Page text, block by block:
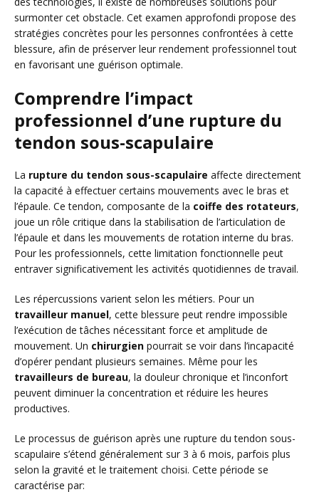
surmonter cet obstacle. Cet examen approfondi propose des
stratégies concrètes pour les personnes confrontées à cette
blessure, afin de préserver leur rendement professionnel tout
en favorisant une guérison optimale.
Comprendre l’impact
professionnel d’une rupture du
tendon sous-scapulaire
La rupture du tendon sous-scapulaire affecte directement
la capacité à effectuer certains mouvements avec le bras et
l’épaule. Ce tendon, composante de la coiffe des rotateurs,
joue un rôle critique dans la stabilisation de l’articulation de
l’épaule et dans les mouvements de rotation interne du bras.
Pour les professionnels, cette limitation fonctionnelle peut
entraver significativement les activités quotidiennes de travail.
Les répercussions varient selon les métiers. Pour un
travailleur manuel, cette blessure peut rendre impossible
l’exécution de tâches nécessitant force et amplitude de
mouvement. Un chirurgien pourrait se voir dans l’incapacité
d’opérer pendant plusieurs semaines. Même pour les
travailleurs de bureau, la douleur chronique et l’inconfort
peuvent diminuer la concentration et réduire les heures
productives.
Le processus de guérison après une rupture du tendon sous-
scapulaire s’étend généralement sur 3 à 6 mois, parfois plus
selon la gravité et le traitement choisi. Cette période se
caractérise par: